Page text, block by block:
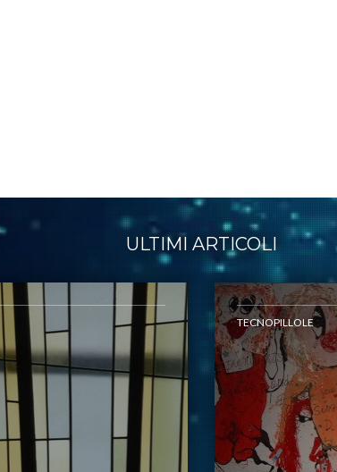
ULTIMI ARTICOLI
TECNOPILLOLE